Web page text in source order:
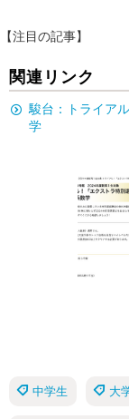
【注目の記事】
関連リンク
駿台：トライア
学
中学生 大